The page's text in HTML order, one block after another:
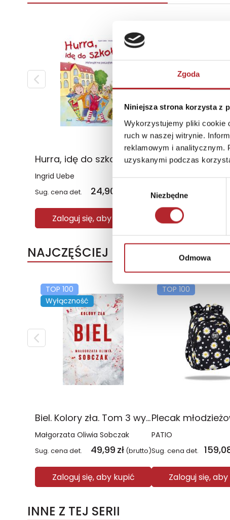
Zgoda
Niniejsza strona korzysta z
Wykorzystujemy pliki cookie
ruch w naszej witrynie.
reklamowym i analitycznym.
uzyskanymi podczas
zgody
Niezbędne
Odmowa
Hurra, idę do szkoły! wyd. 2023
Ingrid Uebe
Sug. cena det. 24,90 (brutto)
Zaloguj się, aby kupić
Opracowanie
Sug. cena det.
Zaloguj się, aby
NAJCZĘŚCIEJ KUPOWANE
TOP 100
Wyłączność
Biel. Kolory zła. Tom 3 wyd. 2025
Małgorzata Oliwia Sobczak
Sug. cena det. 49,99 zł (brutto)
Zaloguj się, aby kupić
TOP 100
PATIO
Sug. cena det.
Zaloguj się,
INNE Z TEJ SERII